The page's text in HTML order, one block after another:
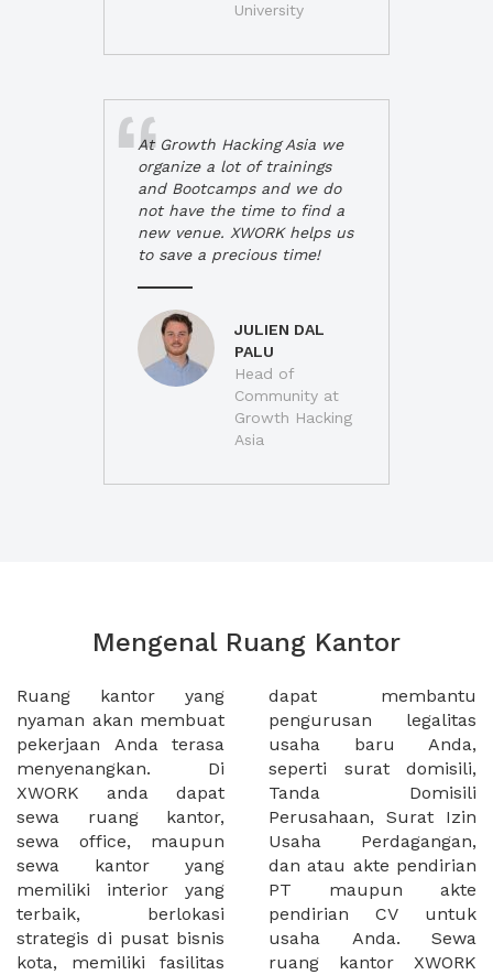
University
At Growth Hacking Asia we
organize a lot of trainings
and Bootcamps and we do
not have the time to find a
new venue. XWORK helps us
to save a precious time!
JULIEN DAL
PALU
Head of
Community at
Growth Hacking
Asia
Mengenal Ruang Kantor
Ruang kantor yang
nyaman akan membuat
pekerjaan Anda terasa
menyenangkan. Di
XWORK anda dapat
sewa ruang kantor,
sewa office, maupun
sewa kantor yang
memiliki interior yang
terbaik, berlokasi
strategis di pusat bisnis
kota, memiliki fasilitas
dapat membantu
pengurusan legalitas
usaha baru Anda,
seperti surat domisili,
Tanda Domisili
Perusahaan, Surat Izin
Usaha Perdagangan,
dan atau akte pendirian
PT maupun akte
pendirian CV untuk
usaha Anda. Sewa
ruang kantor XWORK